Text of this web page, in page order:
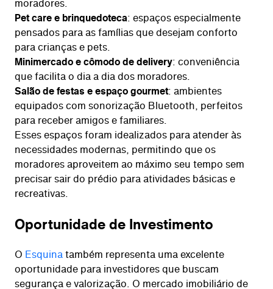
moradores.
Pet care e brinquedoteca: espaços especialmente
pensados para as famílias que desejam conforto
para crianças e pets.
Minimercado e cômodo de delivery: conveniência
que facilita o dia a dia dos moradores.
Salão de festas e espaço gourmet: ambientes
equipados com sonorização Bluetooth, perfeitos
para receber amigos e familiares.
Esses espaços foram idealizados para atender às
necessidades modernas, permitindo que os
moradores aproveitem ao máximo seu tempo sem
precisar sair do prédio para atividades básicas e
recreativas.
Oportunidade de Investimento
O Esquina também representa uma excelente
oportunidade para investidores que buscam
segurança e valorização. O mercado imobiliário de